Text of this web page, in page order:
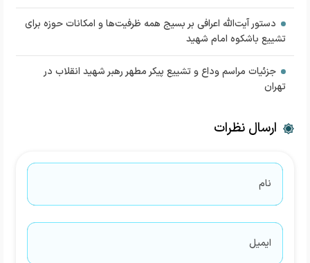
دستور آیت‌الله اعرافی بر بسیج همه ظرفیت‌ها و امکانات حوزه برای
تشییع باشکوه امام شهید
جزئیات مراسم‌ وداع و تشییع پیکر مطهر رهبر شهید انقلاب در
تهران
ارسال نظرات